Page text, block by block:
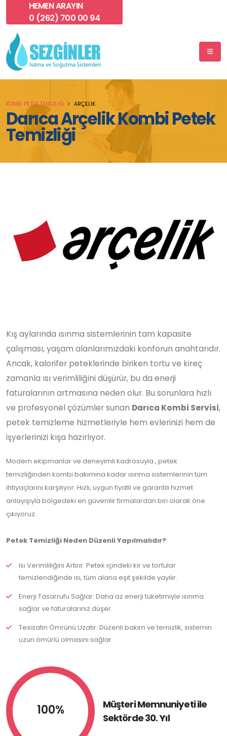
HEMEN ARAYIN
0 (262) 700 00 94
Darıca Arçelik Kombi Petek
Temizliği
KOMBI PETEK TEMIZLIĞI ARÇELIK
Kış aylarında ısınma sistemlerinin tam kapasite
çalışması, yaşam alanlarımızdaki konforun anahtarıdır.
Ancak, kalorifer peteklerinde biriken tortu ve kireç
zamanla ısı verimliliğini düşürür, bu da enerji
faturalarının artmasına neden olur. Bu sorunlara hızlı
ve profesyonel çözümler sunan Darıca Kombi Servisi,
petek temizleme hizmetleriyle hem evlerinizi hem de
işyerlerinizi kışa hazırlıyor.
Modern ekipmanlar ve deneyimli kadrosuyla , petek
temizliğinden kombi bakımına kadar ısınma sistemlerinin tüm
ihtiyaçlarını karşılıyor. Hızlı, uygun fiyatlı ve garantili hizmet
anlayışıyla bölgedeki en güvenilir firmalardan biri olarak öne
çıkıyoruz.
Petek Temizliği Neden Düzenli Yapılmalıdır?
Isı Verimliliğini Artırır: Petek içindeki kir ve tortular
temizlendiğinde ısı, tüm alana eşit şekilde yayılır.
Enerji Tasarrufu Sağlar: Daha az enerji tüketimiyle ısınma
sağlar ve faturalarınız düşer.
Tesisatın Ömrünü Uzatır: Düzenli bakım ve temizlik, sistemin
uzun ömürlü olmasını sağlar.
100%
Müşteri Memnuniyeti ile
Sektörde 30. Yıl